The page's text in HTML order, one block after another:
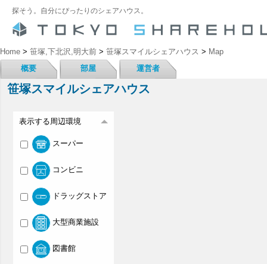
探そう。自分にぴったりのシェアハウス。
Home > 笹塚,下北沢,明大前 > 笹塚スマイルシェアハウス > Map
概要
部屋 運営者
笹塚スマイルシェアハウス
表示する周辺環境
スーパー
コンビニ
ドラッグストア
大型商業施設
図書館